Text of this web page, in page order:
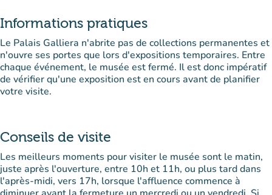
Informations pratiques
Le Palais Galliera n'abrite pas de collections permanentes et
n'ouvre ses portes que lors d'expositions temporaires. Entre
chaque événement, le musée est fermé. Il est donc impératif
de vérifier qu'une exposition est en cours avant de planifier
votre visite.
Conseils de visite
Les meilleurs moments pour visiter le musée sont le matin,
juste après l'ouverture, entre 10h et 11h, ou plus tard dans
l'après-midi, vers 17h, lorsque l'affluence commence à